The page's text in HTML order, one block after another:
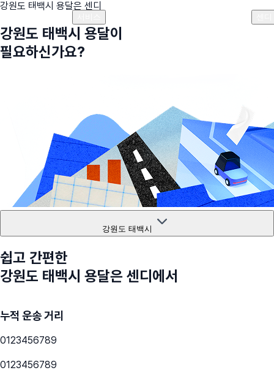
강원도 태백시 용달은 센디
강원도 태백시 용달이
필요하신가요?
강원도 태백시
쉽고 간편한
강원도 태백시 용달은 센디에서
누적 운송 거리
0123456789
0123456789